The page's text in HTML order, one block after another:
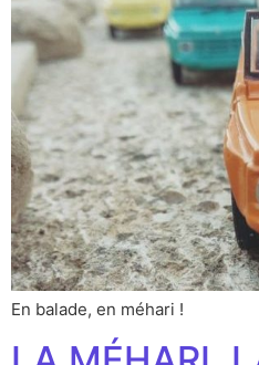
En balade, en méhari !